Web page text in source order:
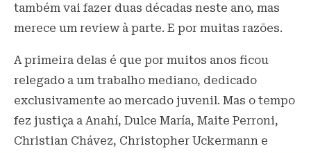
também vai fazer duas décadas neste ano, mas
merece um review à parte. E por muitas razões.
A primeira delas é que por muitos anos ficou
relegado a um trabalho mediano, dedicado
exclusivamente ao mercado juvenil. Mas o tempo
fez justiça a Anahí, Dulce María, Maite Perroni,
Christian Chávez, Christopher Uckermann e